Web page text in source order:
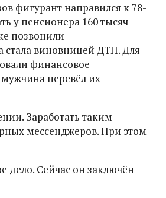
фигурант направился к 78-
у пенсионера 160 тысяч
позвонили
виновницей ДТП. Для
финансовое
перевёл их
Заработать таким
мессенджеров. При этом
Сейчас он заключён